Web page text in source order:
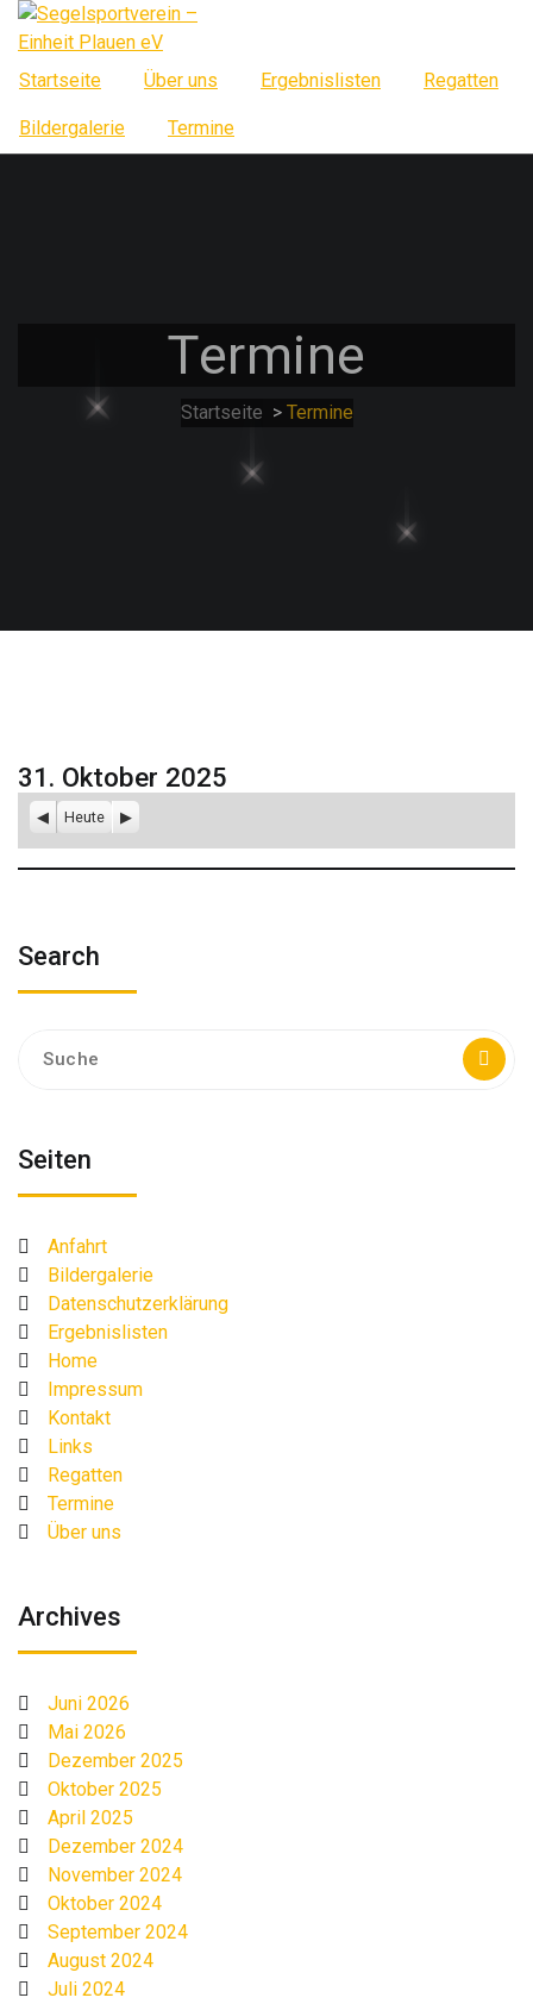
Springe
zum
InhaltStartseite Über uns Ergebnislisten Regatten
Bildergalerie Termine
Termine
Startseite > Termine
31. Oktober 2025
Zurück
Heute Weiter
Search
nach:
Seiten
Anfahrt
Bildergalerie
Datenschutzerklärung
Ergebnislisten
Home
Impressum
Kontakt
Links
Regatten
Termine
Über uns
Archives
Juni 2026
Mai 2026
Dezember 2025
Oktober 2025
April 2025
Dezember 2024
November 2024
Oktober 2024
September 2024
August 2024
Juli 2024